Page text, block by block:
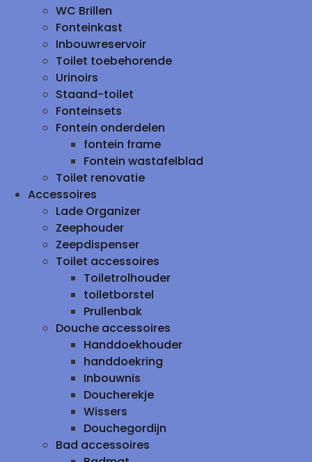
WC Brillen
Fonteinkast
Inbouwreservoir
Toilet toebehorende
Urinoirs
Staand-toilet
Fonteinsets
Fontein onderdelen
fontein frame
Fontein wastafelblad
Toilet renovatie
Accessoires
Lade Organizer
Zeephouder
Zeepdispenser
Toilet accessoires
Toiletrolhouder
toiletborstel
Prullenbak
Douche accessoires
Handdoekhouder
handdoekring
Inbouwnis
Doucherekje
Wissers
Douchegordijn
Bad accessoires